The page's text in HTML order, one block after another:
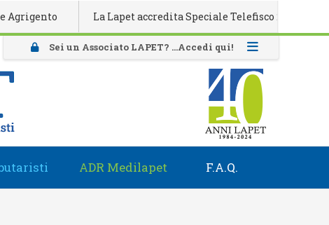
ADR Medilapet F.A.Q.
Sei un Associato LAPET? ...Accedi qui!
La Lapet accredita Speciale Telefisco 2026